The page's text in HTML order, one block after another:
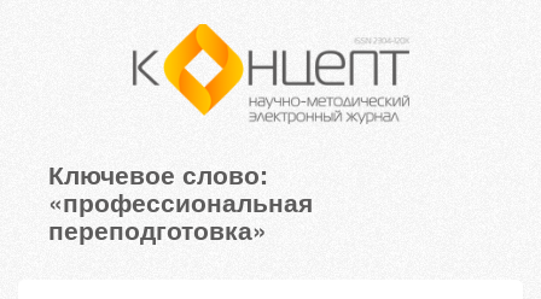
Ключевое слово:
«профессиональная
переподготовка»